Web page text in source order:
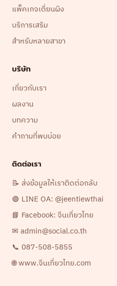
แพ็คเกจเตี่ยนผิง
บริการเสริม
สำหรับหลายสาขา
บริษัท
เกี่ยวกับเรา
ผลงาน
บทความ
คำถามที่พบบ่อย
ติดต่อเรา
📝 ส่งข้อมูลให้เราติดต่อกลับ
🟢 LINE OA: @jeentiewthai
📘 Facebook: จีนเที่ยวไทย
✉ admin@social.co.th
📞 087-508-5855
🌐 www.จีนเที่ยวไทย.com